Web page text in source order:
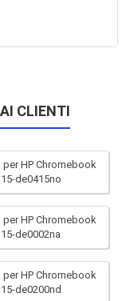
CLIENTI
per HP Chromebook
15-de0415no
per HP Chromebook
15-de0002na
per HP Chromebook
15-de0200nd